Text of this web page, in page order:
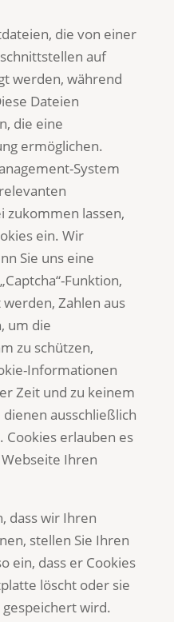
die von einer
auf
werden, während
Dateien
die eine
ermöglichen.
System
lassen,
ein. Wir
Sie uns eine
Funktion,
Zahlen aus
um die
zu schützen,
Informationen
Zeit und zu keinem
ausschließlich
erlauben es
Ihren
dass wir Ihren
stellen Sie Ihren
ein, dass er Cookies
löscht oder sie
wird.